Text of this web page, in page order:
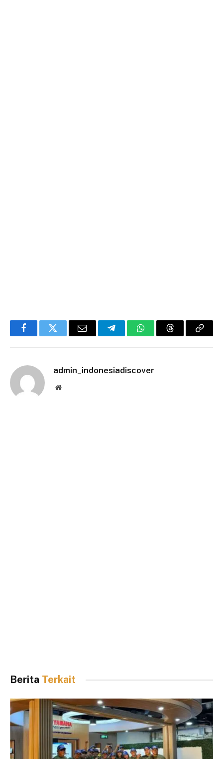
FacebookTwitter Email TelegramWhatsAppThreadsCopy
admin_indonesiadiscover
Website
Berita Terkait